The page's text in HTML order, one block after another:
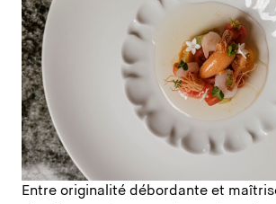
Entre originalité débordante et